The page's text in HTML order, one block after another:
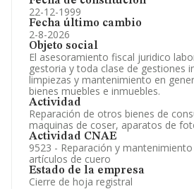
22-12-1999
Fecha último cambio
2-8-2026
Objeto social
El asesoramiento fiscal juridico
gestoria y toda clase de gestiones
limpiezas y mantenimiento en
bienes muebles e inmuebles.
Actividad
Reparación de otros bienes de
maquinas de coser, aparatos de
Actividad CNAE
9523 - Reparación y
artículos de cuero
Estado de la empresa
Cierre de hoja registral